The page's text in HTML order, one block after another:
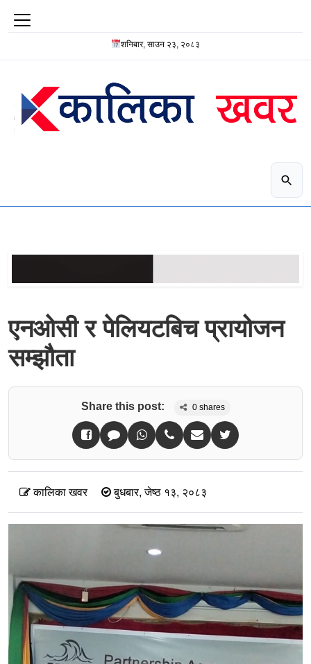
शनिबार, साउन २३, २०८३
एनओसी र पेलियटबिच प्रायोजन
सम्झौता
Share this post: 0 shares
कालिका खवर बुधबार, जेष्ठ १३, २०८३